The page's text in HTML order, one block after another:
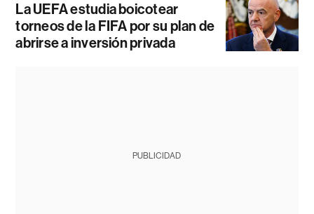
La UEFA estudia boicotear
torneos de la FIFA por su plan de
abrirse a inversión privada
PUBLICIDAD